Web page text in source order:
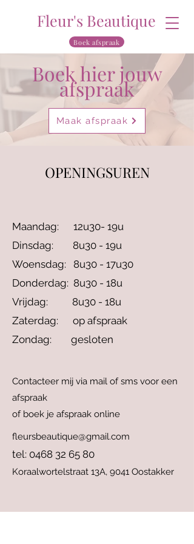
Fleur's Beautique
Boek afspraak
Boek hier jouw
afspraak
Maak afspraak
OPENINGSUREN
Maandag: 12u30- 19u
Dinsdag: 8u30 - 19u
Woensdag: 8u30 - 17u30
Donderdag: 8u30 - 18u
Vrijdag: 8u30 - 18u
Zaterdag: op afspraak
Zondag: gesloten
Contacteer mij via mail of sms voor een
afspraak
of boek je afspraak online
fleursbeautique@gmail.com
tel: 0468 32 65 80
Koraalwortelstraat 13A, 9041 Oostakker